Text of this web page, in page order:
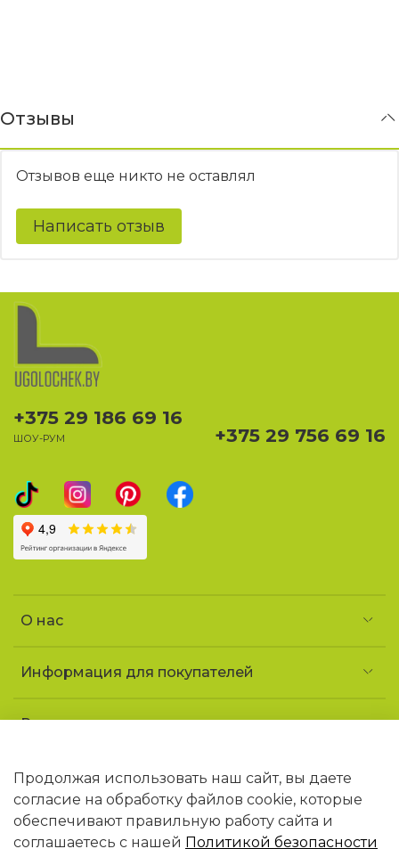
Отзывы
Отзывов еще никто не оставлял
Написать отзыв
О нас
Информация для покупателей
Реквизиты и контакты
УНП 690852163
Юридический адрес: 223141 Минская обл.,
г. Логойск, ул. Советская, 1 «ДТ Гайна»
В торговом реестре РБ с 09.02.2026 N768406
+375 29 186 69 16
ШОУ-РУМ +375 29 756 69 16
Продолжая использовать наш сайт, вы даете
согласие на обработку файлов cookie, которые
обеспечивают правильную работу сайта и
соглашаетесь с нашей Политикой безопасности